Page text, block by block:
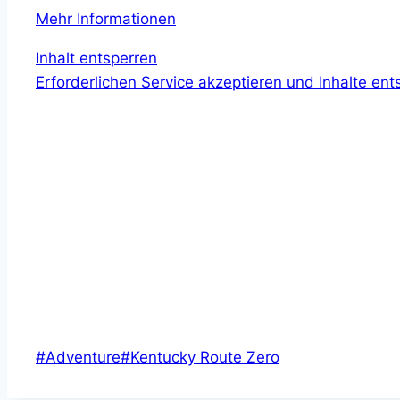
Mehr Informationen
Inhalt entsperren
Erforderlichen Service akzeptieren und Inhalte
Schlagworte:
#Adventure#Kentucky Route Zero